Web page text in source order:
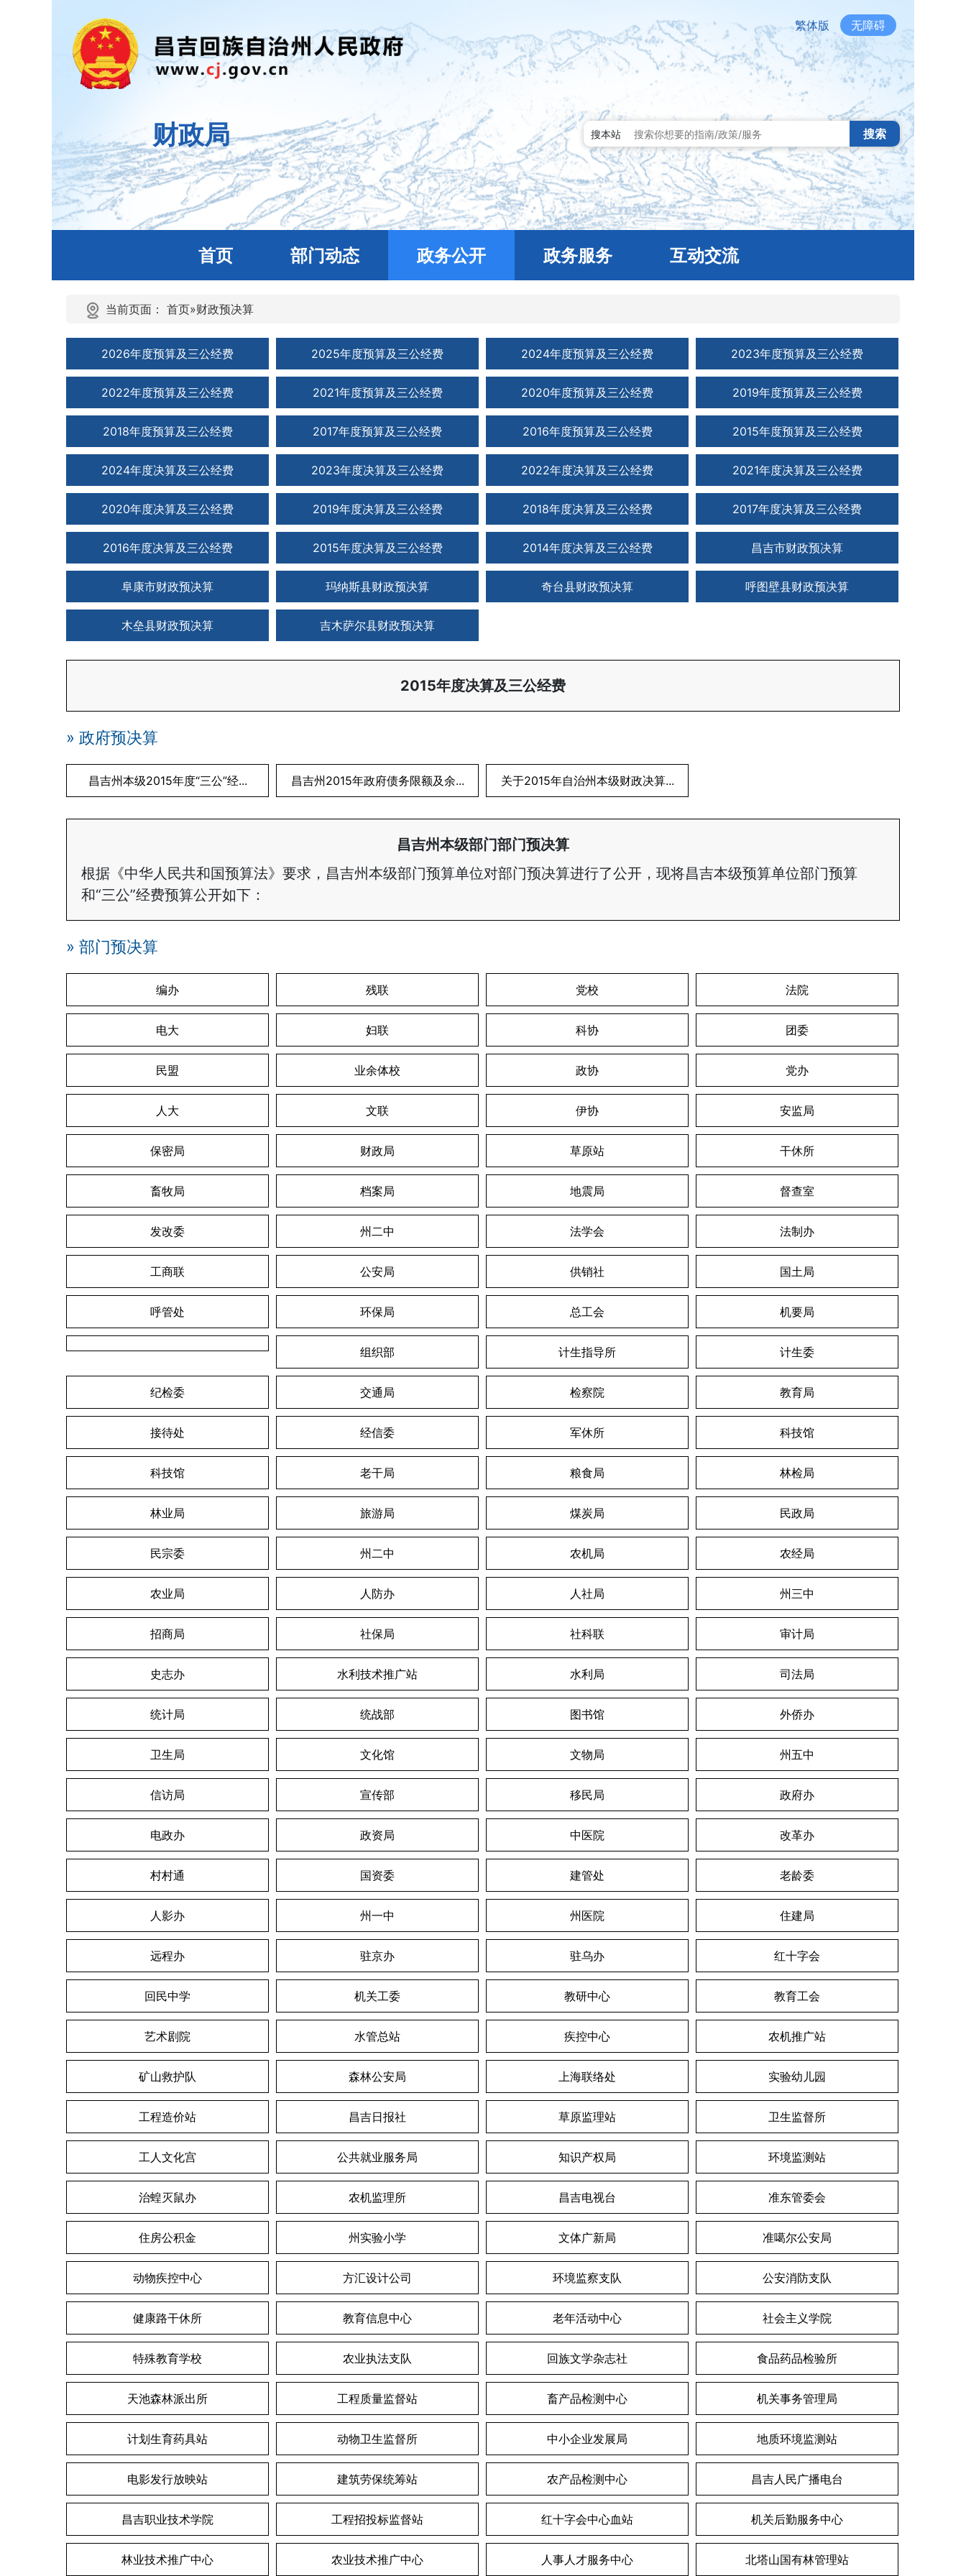
繁体版 无障碍
财政局 搜本站 搜索
首页 部门动态 政务公开 政务服务 互动交流
当前页面： 首页»财政预决算
2026年度预算及三公经费 2025年度预算及三公经费 2024年度预算及三公经费 2023年度预算及三公经费
2022年度预算及三公经费 2021年度预算及三公经费 2020年度预算及三公经费 2019年度预算及三公经费
2018年度预算及三公经费 2017年度预算及三公经费 2016年度预算及三公经费 2015年度预算及三公经费
2024年度决算及三公经费 2023年度决算及三公经费 2022年度决算及三公经费 2021年度决算及三公经费
2020年度决算及三公经费 2019年度决算及三公经费 2018年度决算及三公经费 2017年度决算及三公经费
2016年度决算及三公经费 2015年度决算及三公经费 2014年度决算及三公经费 昌吉市财政预决算
阜康市财政预决算 玛纳斯县财政预决算 奇台县财政预决算 呼图壁县财政预决算
木垒县财政预决算 吉木萨尔县财政预决算
2015年度决算及三公经费
» 政府预决算
昌吉州本级2015年度“三公”经... 昌吉州2015年政府债务限额及余... 关于2015年自治州本级财政决算...
昌吉州本级部门部门预决算
根据《中华人民共和国预算法》要求，昌吉州本级部门预算单位对部门预决算进行了公开，现将昌吉本级预算单位部门预算
和“三公”经费预算公开如下：
» 部门预决算
编办 残联 党校 法院
电大 妇联 科协 团委
民盟 业余体校 政协 党办
人大 文联 伊协 安监局
保密局 财政局 草原站 干休所
畜牧局 档案局 地震局 督查室
发改委 州二中 法学会 法制办
工商联 公安局 供销社 国土局
呼管处 环保局 总工会 机要局
组织部 计生指导所 计生委
纪检委 交通局 检察院 教育局
接待处 经信委 军休所 科技馆
科技馆 老干局 粮食局 林检局
林业局 旅游局 煤炭局 民政局
民宗委 州二中 农机局 农经局
农业局 人防办 人社局 州三中
招商局 社保局 社科联 审计局
史志办 水利技术推广站 水利局 司法局
统计局 统战部 图书馆 外侨办
卫生局 文化馆 文物局 州五中
信访局 宣传部 移民局 政府办
电政办 政资局 中医院 改革办
村村通 国资委 建管处 老龄委
人影办 州一中 州医院 住建局
远程办 驻京办 驻乌办 红十字会
回民中学 机关工委 教研中心 教育工会
艺术剧院 水管总站 疾控中心 农机推广站
矿山救护队 森林公安局 上海联络处 实验幼儿园
工程造价站 昌吉日报社 草原监理站 卫生监督所
工人文化宫 公共就业服务局 知识产权局 环境监测站
治蝗灭鼠办 农机监理所 昌吉电视台 准东管委会
住房公积金 州实验小学 文体广新局 准噶尔公安局
动物疾控中心 方汇设计公司 环境监察支队 公安消防支队
健康路干休所 教育信息中心 老年活动中心 社会主义学院
特殊教育学校 农业执法支队 回族文学杂志社 食品药品检验所
天池森林派出所 工程质量监督站 畜产品检测中心 机关事务管理局
计划生育药具站 动物卫生监督所 中小企业发展局 地质环境监测站
电影发行放映站 建筑劳保统筹站 农产品检测中心 昌吉人民广播电台
昌吉职业技术学院 工程招投标监督站 红十字会中心血站 机关后勤服务中心
林业技术推广中心 农业技术推广中心 人事人才服务中心 北塔山国有林管理站